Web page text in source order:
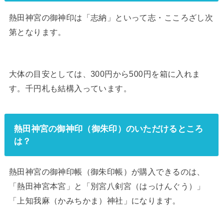
熱田神宮の御神印は「志納」といって志・こころざし次
第となります。
大体の目安としては、300円から500円を箱に入れま
す。千円札も結構入っています。
熱田神宮の御神印（御朱印）のいただけるところ
は？
熱田神宮の御神印帳（御朱印帳）が購入できるのは、
「熱田神宮本宮」と「別宮八剣宮（はっけんぐう）」
「上知我麻（かみちかま）神社」になります。